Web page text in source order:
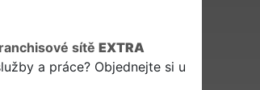
sítě EXTRA
a práce? Objednejte si u